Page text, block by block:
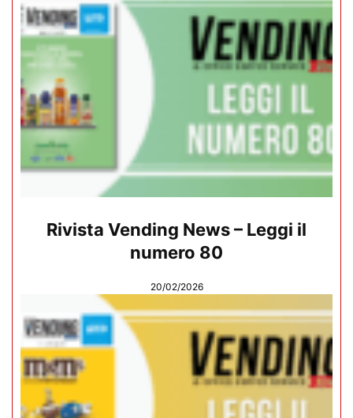
Rivista Vending News – Leggi il
numero 80
20/02/2026